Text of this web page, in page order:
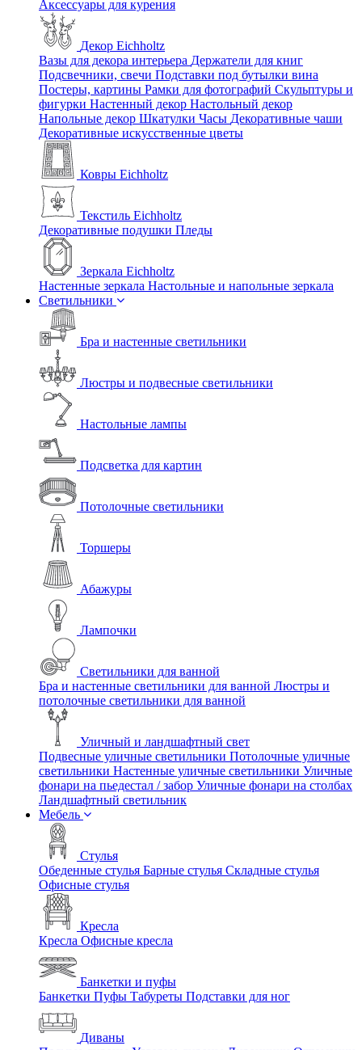
Аксессуары для курения
Декор Eichholtz
Вазы для декора интерьера Держатели для книг
Подсвечники, свечи Подставки под бутылки вина
Постеры, картины Рамки для фотографий Скульптуры и
фигурки Настенный декор Настольный декор
Напольные декор Шкатулки Часы Декоративные чаши
Декоративные искусственные цветы
Ковры Eichholtz
Текстиль Eichholtz
Декоративные подушки Пледы
Зеркала Eichholtz
Настенные зеркала Настольные и напольные зеркала
Светильники
Бра и настенные светильники
Люстры и подвесные светильники
Настольные лампы
Подсветка для картин
Потолочные светильники
Торшеры
Абажуры
Лампочки
Светильники для ванной
Бра и настенные светильники для ванной Люстры и
потолочные светильники для ванной
Уличный и ландшафтный свет
Подвесные уличные светильники Потолочные уличные
светильники Настенные уличные светильники Уличные
фонари на пьедестал / забор Уличные фонари на столбах
Ландшафтный светильник
Мебель
Стулья
Обеденные стулья Барные стулья Складные стулья
Офисные стулья
Кресла
Кресла Офисные кресла
Банкетки и пуфы
Банкетки Пуфы Табуреты Подставки для ног
Диваны